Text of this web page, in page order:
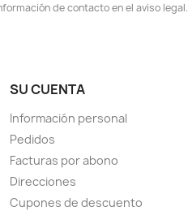
de contacto en el aviso legal.
SU CUENTA
Información personal
Pedidos
Facturas por abono
Direcciones
Cupones de descuento